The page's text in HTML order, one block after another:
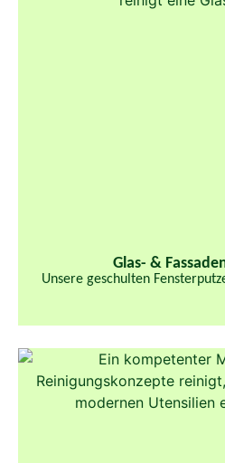
Glas- &
Unsere geschulten